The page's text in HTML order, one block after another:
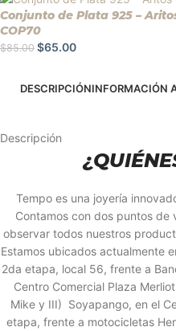
Conjunto de Plata 925 –
COP70
$85.00 $65.00
DESCRIPCIÓNINFORMACIÓN
Descripción
Tempo es una joyería
Contamos con dos puntos
observar todos nuestros
Estamos ubicados actualmente
2da etapa, local 56, frente a
Centro Comercial Plaza
Mike y III) Soyapango, en el
etapa, frente a motocicletas